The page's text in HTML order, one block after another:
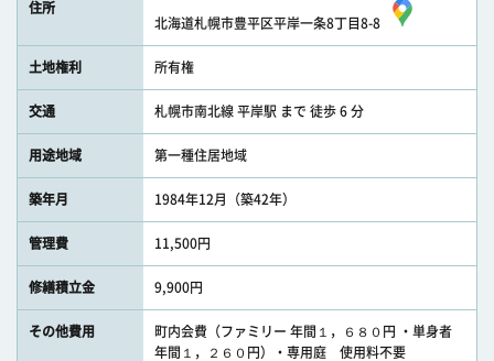
住所
北海道札幌市豊平区平岸一条8丁目8-8
土地権利 所有権
交通 札幌市南北線 平岸駅 まで 徒歩 6 分
用途地域 第一種住居地域
築年月 1984年12月（築42年）
管理費 11,500円
修繕積立金 9,900円
その他費用
町内会費（ファミリー 年間１，６８０円 ・単身者
年間１，２６０円）・専用庭 使用料不要